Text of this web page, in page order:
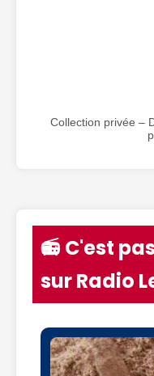
Collection privée –
📻 C'est
sur Radio